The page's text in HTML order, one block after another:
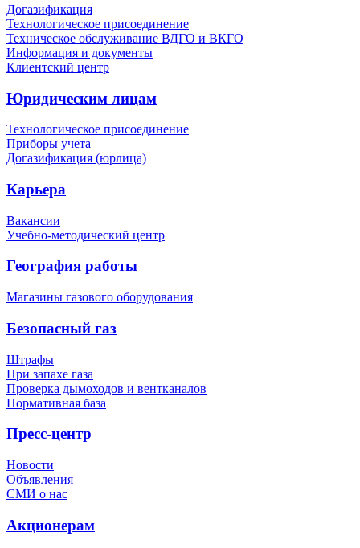
Догазификация
Технологическое присоединение
Техническое обслуживание ВДГО и ВКГО
Информация и документы
Клиентский центр
Юридическим лицам
Технологическое присоединение
Приборы учета
Догазификация (юрлица)
Карьера
Вакансии
Учебно-методический центр
География работы
Магазины газового оборудования
Безопасный газ
Штрафы
При запахе газа
Проверка дымоходов и вентканалов
Нормативная база
Пресс-центр
Новости
Объявления
СМИ о нас
Акционерам